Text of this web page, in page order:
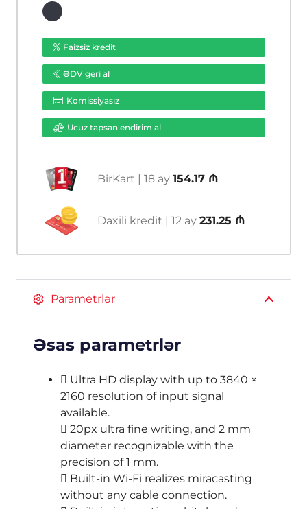
HIKVISION
Faizsiz kredit
ƏDV geri al
Komissiyasız
Ucuz tapsan endirim al
BirKart | 18 ay 154.17 ₼
Daxili kredit | 12 ay 231.25 ₼
Parametrlər
Əsas parametrlər
 Ultra HD display with up to 3840 ×
2160 resolution of input signal
available.
 20px ultra fine writing, and 2 mm
diameter recognizable with the
precision of 1 mm.
 Built-in Wi-Fi realizes miracasting
without any cable connection.